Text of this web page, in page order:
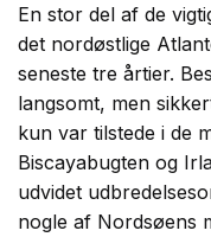
En stor del af de
det nordøstlige
seneste tre årtier.
langsomt, men
kun var tilstede i de
Biscayabugten og
udvidet
nogle af Nordsøens